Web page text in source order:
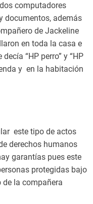
computadores
documentos, además
de Jackeline
en toda la casa e
“HP perro” y “HP
y en la habitación
este tipo de actos
derechos humanos
garantías pues este
protegidas bajo
de la compañera